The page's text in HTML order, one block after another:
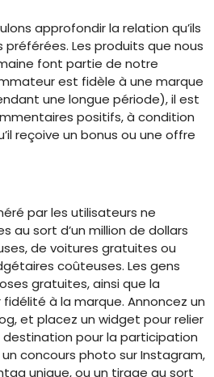
approfondir la relation qu’ils
Les produits que nous
font partie de notre
est fidèle à une marque
une longue période), il est
positifs, à condition
reçoive un bonus ou une offre
par les utilisateurs ne
au sort d’un million de dollars
de voitures gratuites ou
coûteuses. Les gens
gratuites, ainsi que la
à la marque. Annoncez un
et placez un widget pour relier
pour la participation
concours photo sur Instagram,
unique, ou un tirage au sort